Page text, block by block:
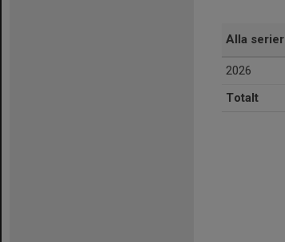
Alla serier
2026
Totalt